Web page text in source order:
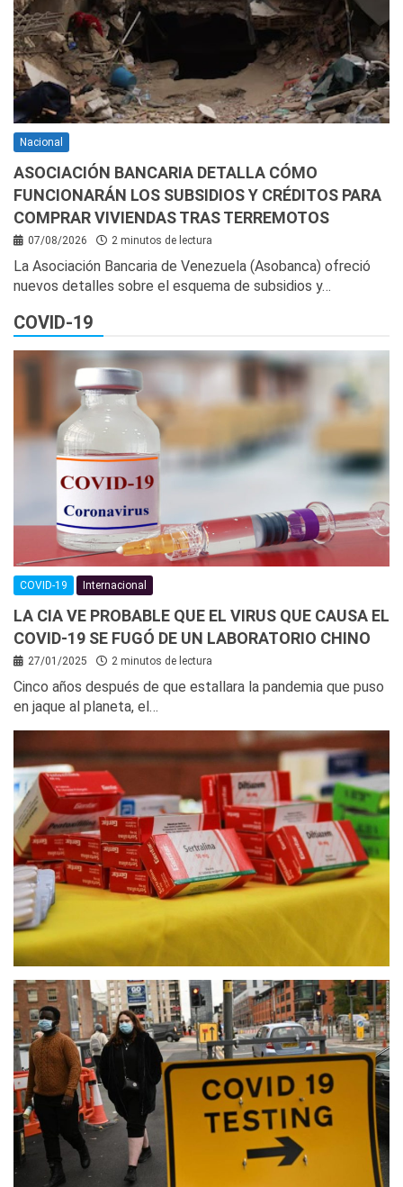
Nacional
ASOCIACIÓN BANCARIA DETALLA CÓMO
FUNCIONARÁN LOS SUBSIDIOS Y CRÉDITOS PARA
COMPRAR VIVIENDAS TRAS TERREMOTOS
07/08/2026 2 minutos de lectura
La Asociación Bancaria de Venezuela (Asobanca) ofreció
nuevos detalles sobre el esquema de subsidios y…
COVID-19
COVID-19 Internacional
LA CIA VE PROBABLE QUE EL VIRUS QUE CAUSA EL
COVID-19 SE FUGÓ DE UN LABORATORIO CHINO
27/01/2025 2 minutos de lectura
Cinco años después de que estallara la pandemia que puso
en jaque al planeta, el…